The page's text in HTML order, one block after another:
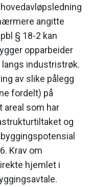
angitte
§ 18-2 kan
opparbeider
industristrøk.
av slike pålegg
fordelt) på
areal som har
og
Krav om
hjemlet i